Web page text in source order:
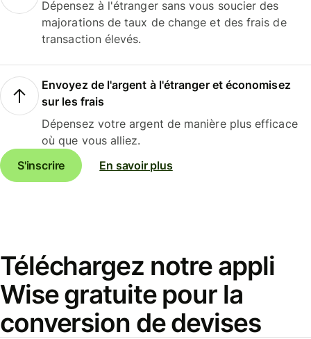
Dépensez à l'étranger sans vous soucier des
majorations de taux de change et des frais de
transaction élevés.
Envoyez de l'argent à l'étranger et économisez
sur les frais
Dépensez votre argent de manière plus efficace
où que vous alliez.
S'inscrire
En savoir plus
Téléchargez notre appli
Wise gratuite pour la
conversion de devises